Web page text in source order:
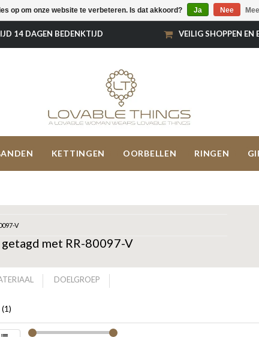
14 DAGEN BEDENKTIJD VEILIG SHOPPEN EN
KETTINGEN OORBELLEN RINGEN
V
met RR-80097-V
DOELGROEP
op om onze website te verbeteren. Is dat akkoord? Ja Nee